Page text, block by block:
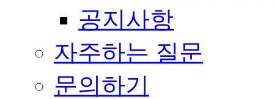
공지사항
자주하는 질문
문의하기